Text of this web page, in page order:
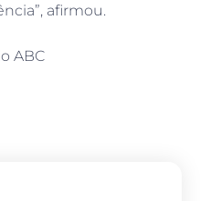
afirmou.
ABC